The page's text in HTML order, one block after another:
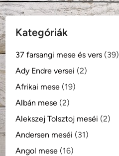
Kategóriák
37 farsangi mese és vers (39)
Ady Endre versei (2)
Afrikai mese (19)
Albán mese (2)
Alekszej Tolsztoj meséi (2)
Andersen meséi (31)
Angol mese (16)